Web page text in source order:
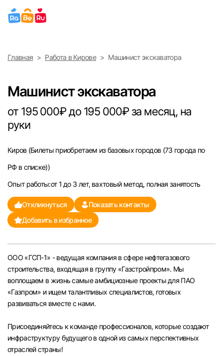
Выберите город
Санкт-Петербург
Ижевск
Саратов
Казань
Пермь
Самара
Волгоград
Главная Работа в Кирове Машинист экскаватора
Машинист экскаватора
от 195 000₽ до 195 000₽ за месяц, на
руки
Киров (Билеты приобретаем из базовых городов (73 города по
РФ в списке))
Опыт работы:от 1 до 3 лет, вахтовый метод, полная занятость
Откликнуться
Показать контакты
Добавить в избранное
ООО «ГСП-1» - ведущая компания в сфере нефтегазового
строительства, входящая в группу «Газстройпром». Мы
воплощаем в жизнь самые амбициозные проекты для ПАО
«Газпром» и ищем талантливых специалистов, готовых
развиваться вместе с нами.
Присоединяйтесь к команде профессионалов, которые создают
инфраструктуру будущего в одной из самых перспективных
отраслей страны!